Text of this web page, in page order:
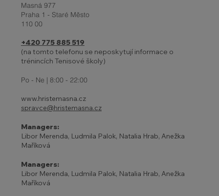
Masná 977
Praha 1 - Staré Město
110 00
+420 775 885 519
(na tomto telefonu se neposkytují informace o
trénincích Tenisové školy)
Po - Ne | 8:00 - 22:00
www.hristemasna.cz
spravce@hristemasna.cz
Managers:
Libor Merenda, Ludmila Palok, Natalia Hrab, Anežka
Maříková
Managers:
Libor Merenda, Ludmila Palok, Natalia Hrab, Anežka
Maříková